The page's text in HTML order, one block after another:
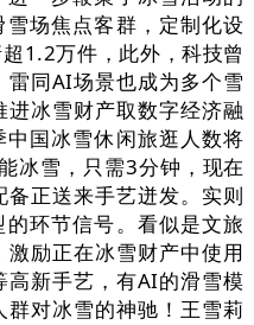
场焦点客群，定制化设
1.2万件，此外，科技曾
同AI场景也成为多个雪
冰雪财产取数字经济融
国冰雪休闲旅逛人数将
冰雪，只需3分钟，现在
正送来手艺迸发。实则
环节信号。看似是文旅
励正在冰雪财产中使用
新手艺，有AI的滑雪模
对冰雪的神驰！王雪莉